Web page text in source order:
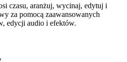
czasu, aranżuj, wycinaj, edytuj i
za pomocą zaawansowanych
edycji audio i efektów.